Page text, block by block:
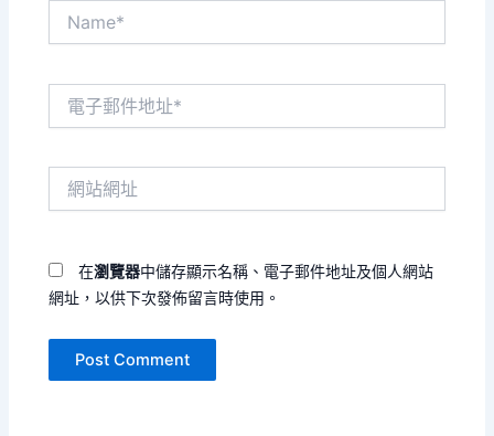
在瀏覽器中儲存顯示名稱、電子郵件地址及個人網站
網址，以供下次發佈留言時使用。